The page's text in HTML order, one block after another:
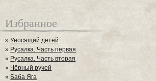
Избранное
»Уносящий детей
» Русалка. Часть первая
» Русалка. Часть вторая
» Чёрный ручей
» Баба Яга